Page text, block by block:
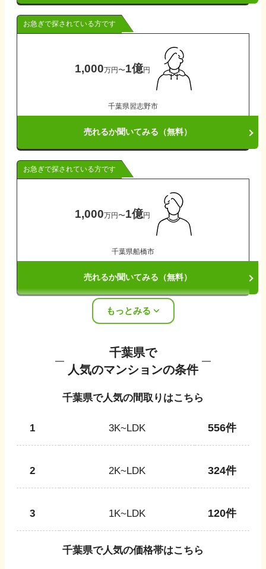
お急ぎで探されている方です
1,000万円〜1億円
千葉県習志野市
売れるか聞いてみる（無料）
お急ぎで探されている方です
1,000万円〜1億円
千葉県船橋市
売れるか聞いてみる（無料）
もっとみる
千葉県で
人気のマンションの条件
千葉県で人気の間取りはこちら
1 3K~LDK 556件
2 2K~LDK 324件
3 1K~LDK 120件
千葉県で人気の価格帯はこちら